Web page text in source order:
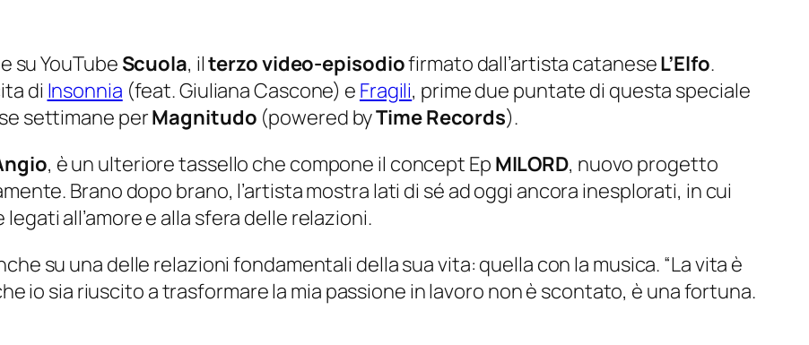
su YouTube Scuola, ilterzo video-episodiofirmato dall’artista cataneseL’Elfo.
di Insonnia (feat. Giuliana Cascone) e Fragili, prime due puntate di questa speciale
settimane perMagnitudo (powered byTime Records).
, è un ulteriore tassello che compone il concept Ep MILORD, nuovo progetto
Brano dopo brano, l’artista mostra lati di sé ad oggi ancora inesplorati, in cui
all’amore e alla sfera delle relazioni.
su una delle relazioni fondamentali della sua vita: quella con la musica. “La vita è
io sia riuscito a trasformare la mia passione in lavoro non è scontato, è una fortuna.